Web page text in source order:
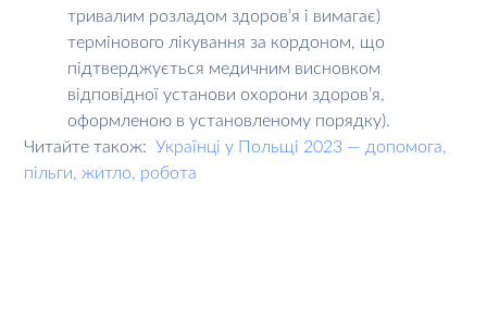
тривалим розладом здоров’я і вимагає)
термінового лікування за кордоном, що
підтверджується медичним висновком
відповідної установи охорони здоров’я,
оформленою в установленому порядку).
Читайте також:Українці у Польщі 2023 — допомога,
пільги, житло, робота